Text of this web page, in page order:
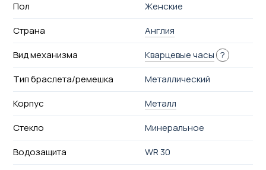
Пол
Женские
Страна
Англия
Вид механизма
Кварцевые часы ?
Тип браслета/ремешка
Металлический
Корпус
Металл
Стекло
Минеральное
Водозащита
WR 30